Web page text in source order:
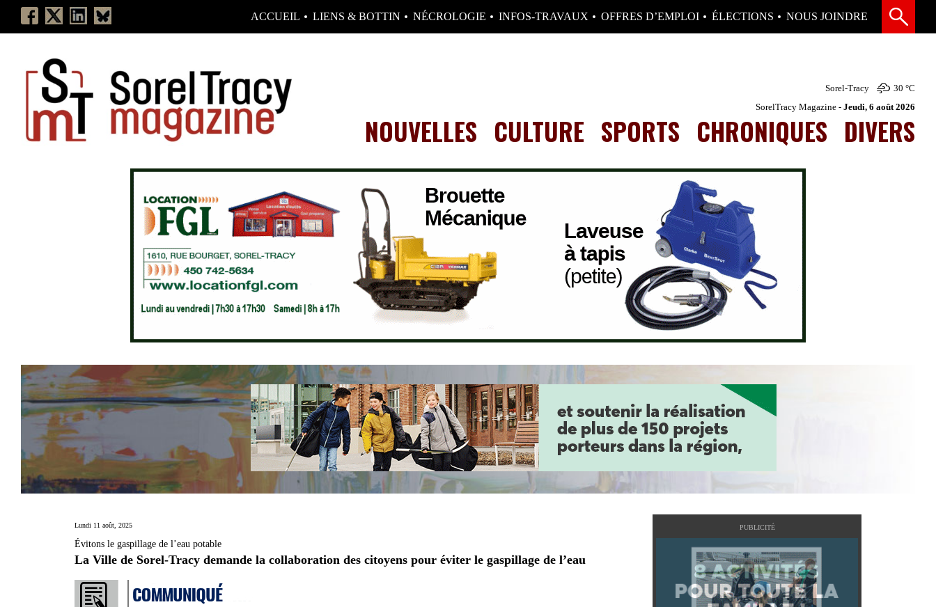
ACCUEIL LIENS & BOTTIN NÉCROLOGIE INFOS-TRAVAUX OFFRES D’EMPLOI ÉLECTIONS NOUS JOINDRE
Sorel-Tracy 30 °C
SorelTracy Magazine - Jeudi, 6 août 2026
NOUVELLES CULTURE SPORTS CHRONIQUES DIVERS
Lundi 11 août, 2025
Évitons le gaspillage de l’eau potable
La Ville de Sorel-Tracy demande la collaboration des citoyens pour éviter le gaspillage de l’eau
PUBLICITÉ